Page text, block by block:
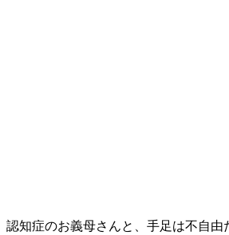
認知症のお義母さんと、手足は不自由